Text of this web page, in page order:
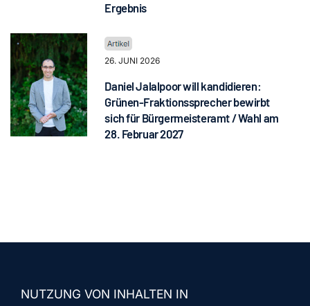
Ergebnis
26. JUNI 2026
Daniel Jalalpoor will kandidieren:
Grünen-Fraktionssprecher bewirbt
sich für Bürgermeisteramt / Wahl am
28. Februar 2027
NUTZUNG VON INHALTEN IN